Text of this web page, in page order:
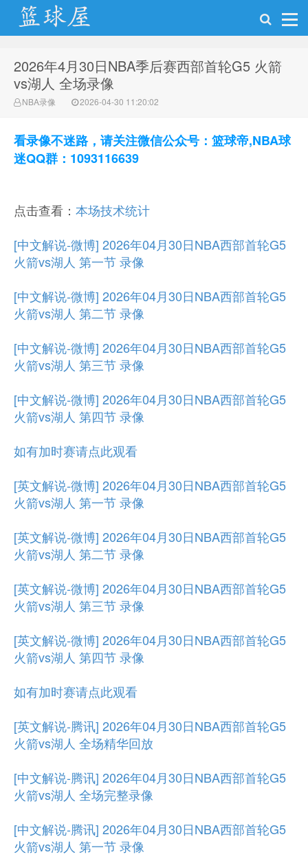
NBA录像网
2026年4月30日NBA季后赛西部首轮G5 火箭
vs湖人 全场录像
NBA录像 2026-04-30 11:20:02
看录像不迷路，请关注微信公众号：篮球帝,NBA球
迷QQ群：1093116639
点击查看： 本场技术统计
[中文解说-微博] 2026年04月30日NBA西部首轮G5
火箭vs湖人 第一节 录像
[中文解说-微博] 2026年04月30日NBA西部首轮G5
火箭vs湖人 第二节 录像
[中文解说-微博] 2026年04月30日NBA西部首轮G5
火箭vs湖人 第三节 录像
[中文解说-微博] 2026年04月30日NBA西部首轮G5
火箭vs湖人 第四节 录像
如有加时赛请点此观看
[英文解说-微博] 2026年04月30日NBA西部首轮G5
火箭vs湖人 第一节 录像
[英文解说-微博] 2026年04月30日NBA西部首轮G5
火箭vs湖人 第二节 录像
[英文解说-微博] 2026年04月30日NBA西部首轮G5
火箭vs湖人 第三节 录像
[英文解说-微博] 2026年04月30日NBA西部首轮G5
火箭vs湖人 第四节 录像
如有加时赛请点此观看
[英文解说-腾讯] 2026年04月30日NBA西部首轮G5
火箭vs湖人 全场精华回放
[中文解说-腾讯] 2026年04月30日NBA西部首轮G5
火箭vs湖人 全场完整录像
[中文解说-腾讯] 2026年04月30日NBA西部首轮G5
火箭vs湖人 第一节 录像